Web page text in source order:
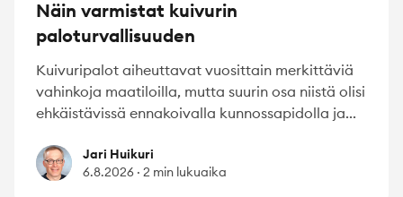
Näin varmistat kuivurin
paloturvallisuuden
Kuivuripalot aiheuttavat vuosittain merkittäviä
vahinkoja maatiloilla, mutta suurin osa niistä olisi
ehkäistävissä ennakoivalla kunnossapidolla ja...
Jari HuikuriJari Huikuri
6.8.2026 · 2 min lukuaika